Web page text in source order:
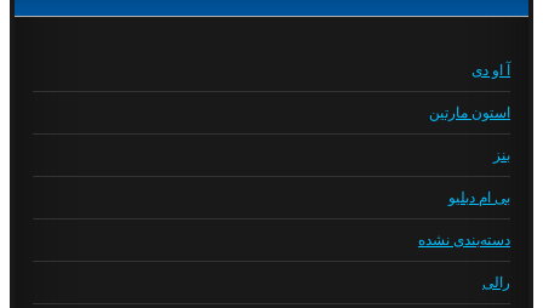
آ او دی
استون مارتین
بنز
بی ام دبلیو
دسته‌بندی نشده
رالی